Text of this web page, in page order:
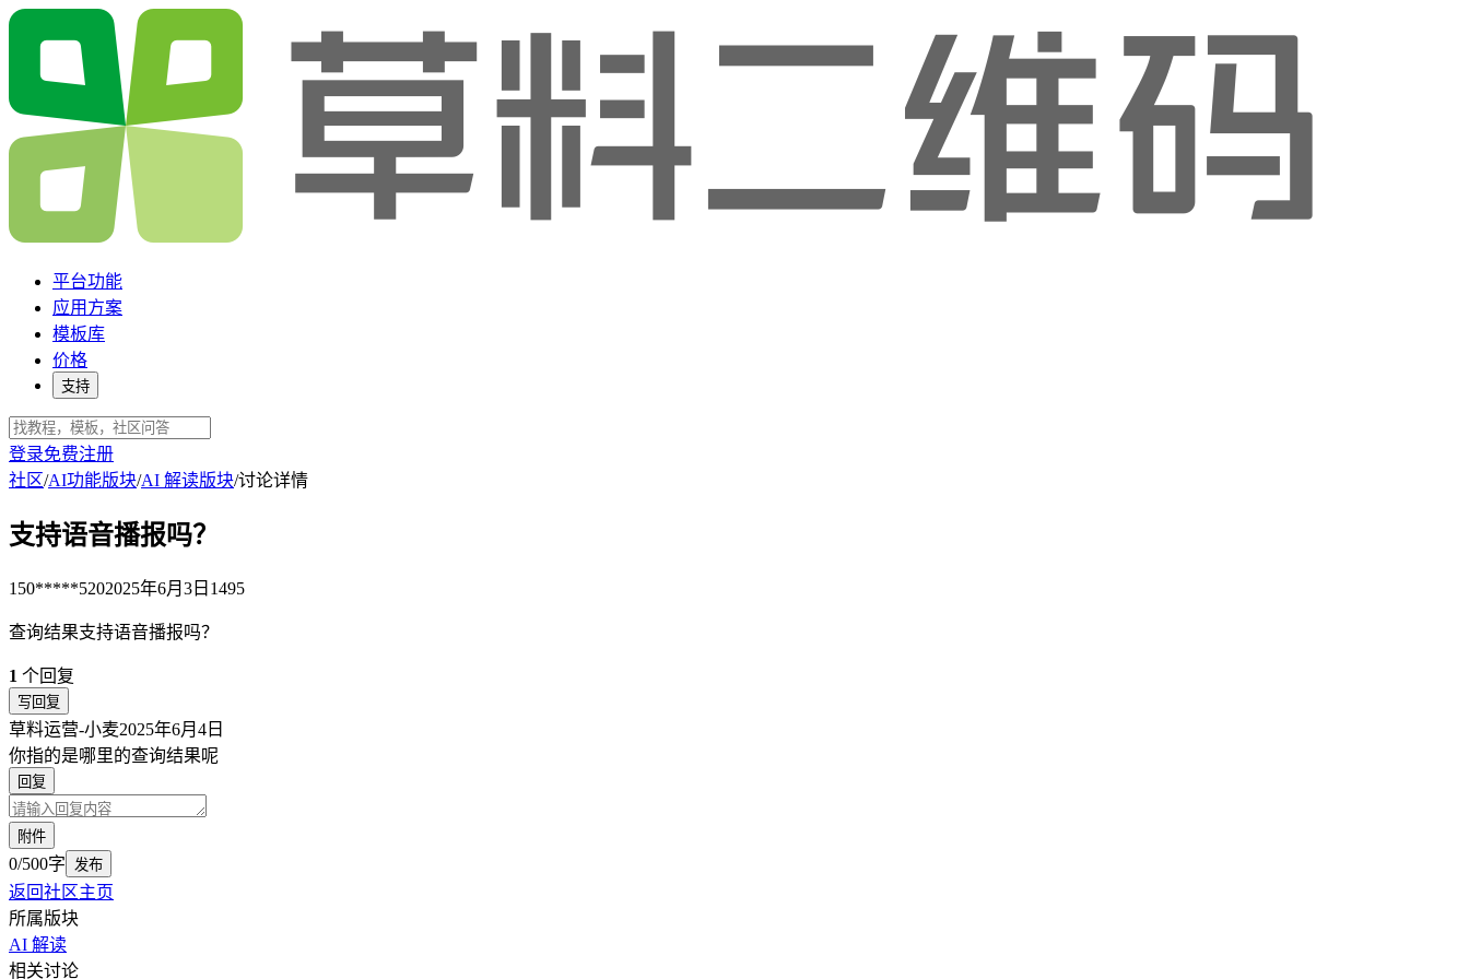
平台功能
应用方案
模板库
价格
支持
登录免费注册
社区/AI功能版块/AI 解读版块/讨论详情
支持语音播报吗？
150*****5202025年6月3日 1495
查询结果支持语音播报吗？
1 个回复
写回复
草料运营-小麦2025年6月4日
你指的是哪里的查询结果呢
回复
附件
0/500字 发布
返回社区主页
所属版块
AI 解读
相关讨论